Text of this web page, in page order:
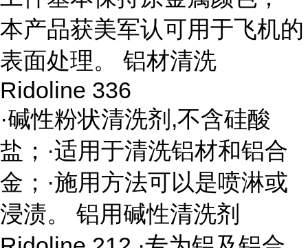
本产品获美军认可用于飞机的
表面处理。 铝材清洗
Ridoline 336
·碱性粉状清洗剂,不含硅酸
盐；·适用于清洗铝材和铝合
金；·施用方法可以是喷淋或
浸渍。 铝用碱性清洗剂